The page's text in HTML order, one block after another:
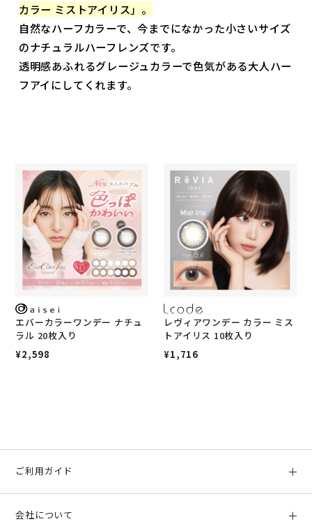
カラー ミストアイリス」。
自然なハーフカラーで、今までになかった小さいサイズ
のナチュラルハーフレンズです。
透明感あふれるグレージュカラーで色気がある大人ハー
フアイにしてくれます。
エバーカラーワンデー ナチュ
ラル 20枚入り
¥2,598
レヴィアワンデー カラー ミス
トアイリス 10枚入り
¥1,716
ご利用ガイド
会社について